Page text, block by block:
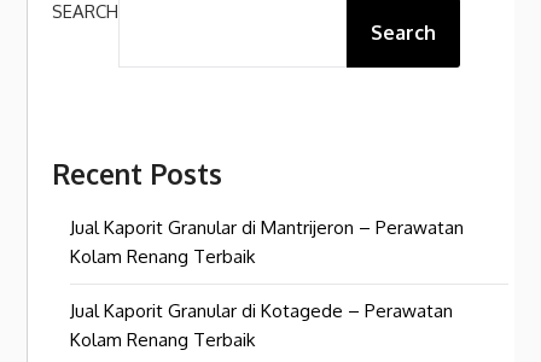
SEARCH
Search
Recent Posts
Jual Kaporit Granular di Mantrijeron – Perawatan
Kolam Renang Terbaik
Jual Kaporit Granular di Kotagede – Perawatan
Kolam Renang Terbaik